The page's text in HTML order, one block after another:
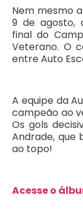
Nem mesmo
9 de agosto,
final do
Veterano. O
entre Auto
A equipe da
campeão ao
Os gols
Andrade, que
ao topo!
Acesse o